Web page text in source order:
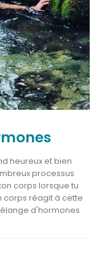
heureux et bien
processus
corps lorsque tu
corps réagit à cette
d'hormones